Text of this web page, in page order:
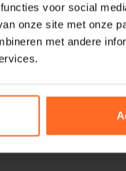
voor social
onze site met onze
met andere